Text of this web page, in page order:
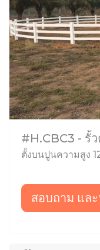
#H.CBC3 - รั้
ตั้งบนปูนความสูง
สอบถาม แล